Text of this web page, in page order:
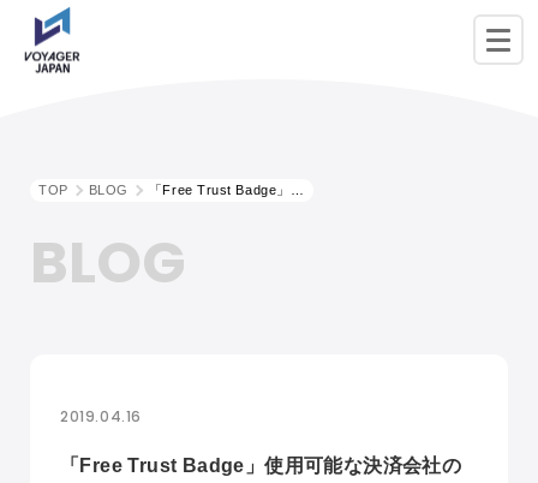
BLOG
TOP BLOG
2019.04.16
「Free Trust Badge」使用可能な決済会社の